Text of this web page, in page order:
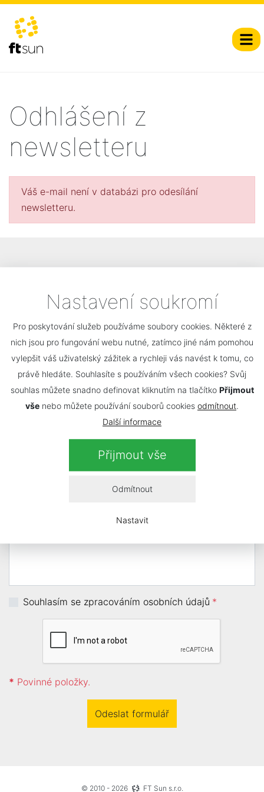
Nastavení soukromí
Pro poskytování služeb používáme soubory cookies. Některé z
nich jsou pro fungování webu nutné, zatímco jiné nám pomohou
vylepšit váš uživatelský zážitek a rychleji vás navést k tomu, co
právě hledáte. Souhlasíte s používáním všech cookies? Svůj
souhlas můžete snadno definovat kliknutím na tlačítko Přijmout
vše nebo můžete používání souborů cookies odmítnout.
Další informace
Přijmout vše
Odmítnout
Nastavit
Odhlášení z
newsletteru
Váš e-mail není v databázi pro odesílání
newsletteru.
Váš e-mail *
Souhlasím se zpracováním osobních údajů *
* Povinné položky.
Odeslat formulář
© 2010 - 2026 FT Sun s.r.o.